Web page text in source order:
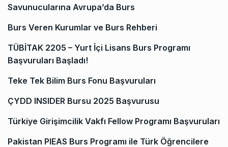
Savunucularına Avrupa’da Burs
Burs Veren Kurumlar ve Burs Rehberi
TÜBİTAK 2205 – Yurt İçi Lisans Burs Programı
Başvuruları Başladı!
Teke Tek Bilim Burs Fonu Başvuruları
ÇYDD INSIDER Bursu 2025 Başvurusu
Türkiye Girişimcilik Vakfı Fellow Programı Başvuruları
Pakistan PIEAS Burs Programı ile Türk Öğrencilere